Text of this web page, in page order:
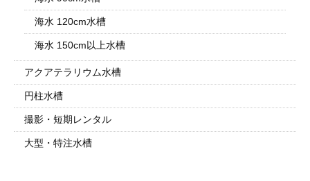
海水 120cm水槽
海水 150cm以上水槽
アクアテラリウム水槽
円柱水槽
撮影・短期レンタル
大型・特注水槽